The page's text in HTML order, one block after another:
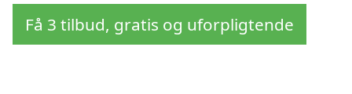
Få 3 tilbud, gratis og uforpligtende